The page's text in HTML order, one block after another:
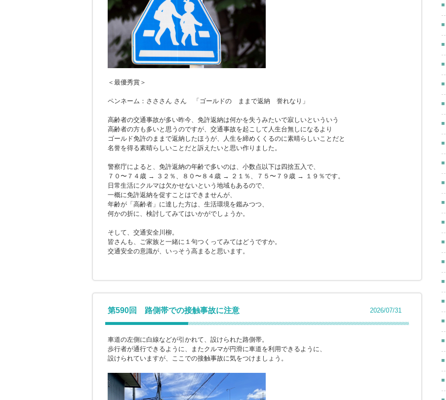
＜最優秀賞＞
ペンネーム：さささん さん 「ゴールドの ままで返納 誉れなり」
高齢者の交通事故が多い昨今、免許返納は何かを失うみたいで寂しいといういう
高齢者の方も多いと思うのですが、交通事故を起こして人生台無しになるより
ゴールド免許のままで返納したほうが、人生を締めくくるのに素晴らしいことだと
名誉を得る素晴らしいことだと訴えたいと思い作りました。
警察庁によると、免許返納の年齢で多いのは、小数点以下は四捨五入で、
７０〜７４歳 → ３２％、８０〜８４歳 → ２１％、７５〜７９歳 → １９％です。
日常生活にクルマは欠かせないという地域もあるので、
一概に免許返納を促すことはできませんが、
年齢が「高齢者」に達した方は、生活環境を鑑みつつ、
何かの折に、検討してみてはいかがでしょうか。
そして、交通安全川柳。
皆さんも、ご家族と一緒に１句つくってみてはどうですか。
交通安全の意識が、いっそう高まると思います。
第590回 路側帯での接触事故に注意 2026/07/31
車道の左側に白線などが引かれて、設けられた路側帯。
歩行者が通行できるように、またクルマが円滑に車道を利用できるように、
設けられていますが、ここでの接触事故に気をつけましょう。